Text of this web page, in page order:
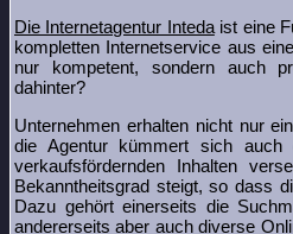
Die Internetagentur Intedaist eine
kompletten Internetservice aus
nur kompetent, sondern auch
dahinter?
Unternehmen erhalten nicht nur
die Agentur kümmert sich
verkaufsfördernden Inhalten
Bekanntheitsgrad steigt, so dass
Dazu gehört einerseits die
andererseits aber auch diverse